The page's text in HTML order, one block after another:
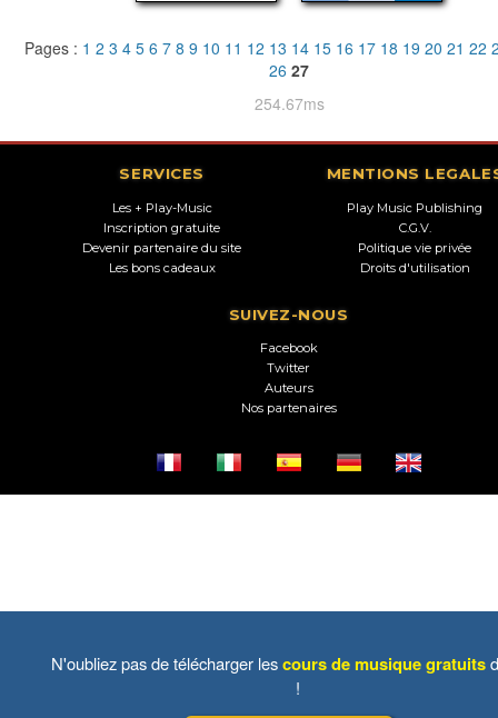
Pages : 1 2 3 4 5 6 7 8 9 10 11 12 13 14 15 16 17 18 19 20 21 22
26 27
254.67ms
SERVICES
Les + Play-Music
Inscription gratuite
Devenir partenaire du site
Les bons cadeaux
MENTIONS
Play Music Publishing
C.G.V.
Politique vie privée
Droits d'utilisation
SUIVEZ-NOUS
Facebook
Twitter
Auteurs
Nos partenaires
N'oubliez pas de télécharger lescours de musique gratuits
!